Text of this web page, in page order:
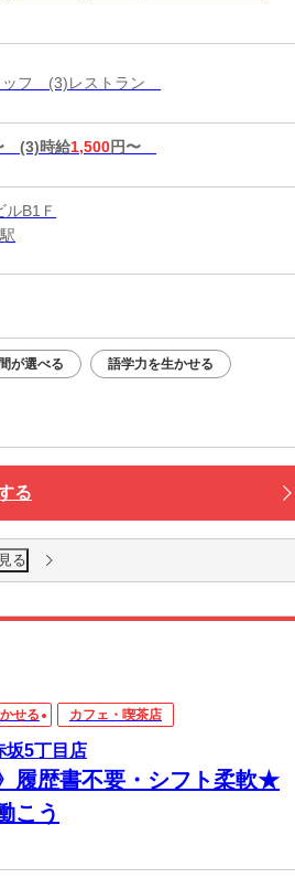
ッフ (3)レストラン
(3)時給1,500円〜
B1Ｆ
が選べる 語学力を生かせる
る
る
せる カフェ・喫茶店
坂5丁目店
履歴書不要・シフト柔軟★
こう